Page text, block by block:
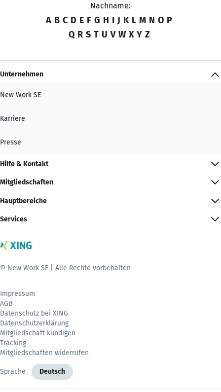
Nachname:
A B C D E F G H I J K L M N O P
Q R S T U V W X Y Z
Unternehmen
New Work SE
Karriere
Presse
Hilfe & Kontakt
Mitgliedschaften
Hauptbereiche
Services
© New Work SE | Alle Rechte vorbehalten
Impressum
AGB
Datenschutz bei XING
Datenschutzerklärung
Mitgliedschaft kündigen
Tracking
Mitgliedschaften widerrufen
Sprache Deutsch